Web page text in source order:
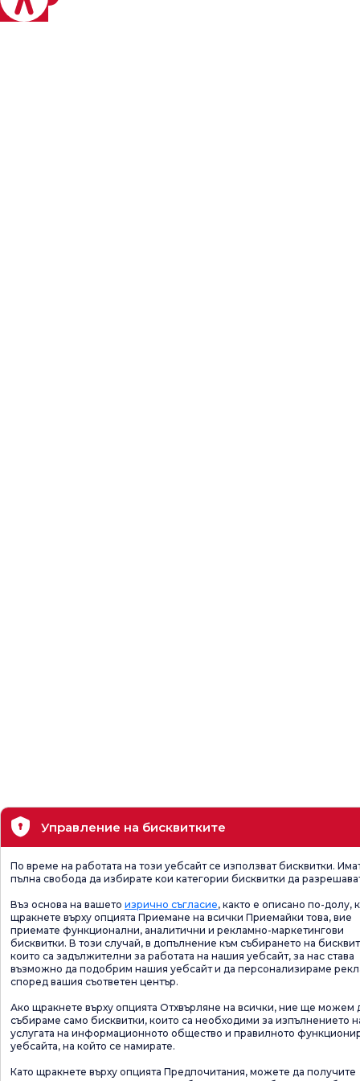
Управление на бисквитките
По време на работата на този уебсайт се използват бисквитки.
пълна свобода да избирате кои категории бисквитки да
Въз основа на вашето изрично съгласие, както е описано по-долу,
щракнете върху опцията Приемане на всички Приемайки това, вие
приемате функционални, аналитични и рекламно-маркетингови
бисквитки. В този случай, в допълнение към събирането на
които са задължителни за работата на нашия уебсайт, за нас става
възможно да подобрим нашия уебсайт и да персонализираме
според вашия съответен център.
Ако щракнете върху опцията Отхвърляне на всички, ние ще можем
събираме само бисквитки, които са необходими за изпълнението
услугата на информационното общество и правилното
уебсайта, на който се намирате.
Като щракнете върху опцията Предпочитания, можете да получите